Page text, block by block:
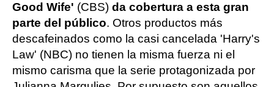
Good Wife' (CBS) da cobertura a esta gran
parte del público. Otros productos más
descafeinados como la casi cancelada 'Harry's
Law' (NBC) no tienen la misma fuerza ni el
mismo carisma que la serie protagonizada por